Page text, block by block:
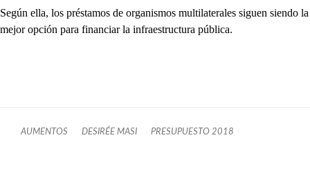
Según ella, los préstamos de organismos multilaterales siguen siendo la
mejor opción para financiar la infraestructura pública.
AUMENTOS DESIRÉE MASI PRESUPUESTO 2018